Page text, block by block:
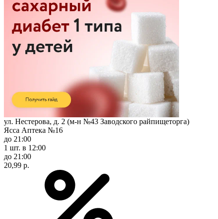
ул. Нестерова, д. 2 (м-н №43 Заводского райпищеторга)
Ясса Аптека №16
до 21:00
1 шт. в 12:00
до 21:00
20,99 р.